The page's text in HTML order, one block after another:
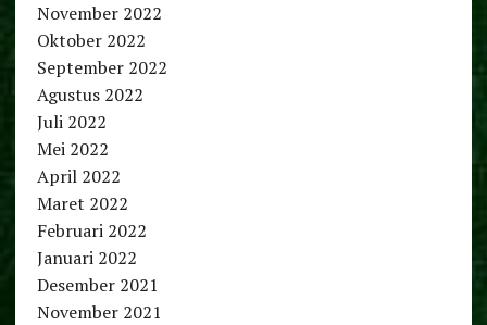
November 2022
Oktober 2022
September 2022
Agustus 2022
Juli 2022
Mei 2022
April 2022
Maret 2022
Februari 2022
Januari 2022
Desember 2021
November 2021